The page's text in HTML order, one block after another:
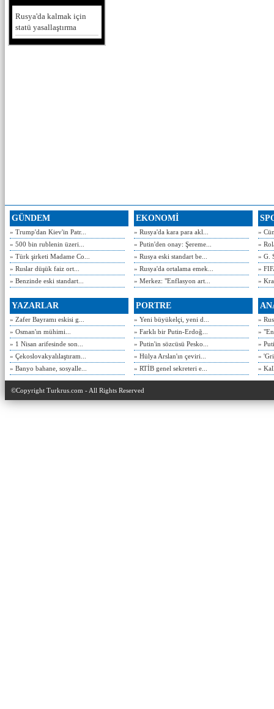
Rusya'da kalmak için
statü yasallaştırma
GÜNDEM
» Trump'dan Kiev'in Patr...
» 500 bin rublenin üzeri...
» Türk şirketi Madame Co...
» Ruslar düşük faiz ort...
» Benzinde eski standart...
EKONOMİ
» Rusya'da kara para akl...
» Putin'den onay: Şereme...
» Rusya eski standart be...
» Rusya'da ortalama emek...
» Merkez: "Enflasyon art...
»
»
» G.
»
»
YAZARLAR
» Zafer Bayramı eskisi g...
» Osman'ın mühimi...
» 1 Nisan arifesinde son...
» Çekoslovakyalılaştıram...
» Banyo bahane, sosyalle...
PORTRE
» Yeni büyükelçi, yeni d...
» Farklı bir Putin-Erdoğ...
» Putin'in sözcüsü Pesko...
» Hülya Arslan'ın çeviri...
» RTİB genel sekreteri e...
»
»
»
»
»
©Copyright Turkrus.com - All Rights Reserved